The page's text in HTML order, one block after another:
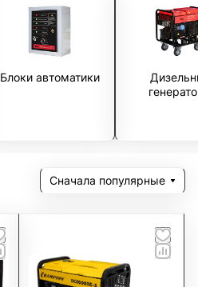
Блоки автоматики
Сначала популярные